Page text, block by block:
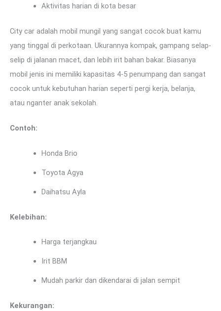
Aktivitas harian di kota besar
City car adalah mobil mungil yang sangat cocok buat kamu
yang tinggal di perkotaan. Ukurannya kompak, gampang selap-
selip di jalanan macet, dan lebih irit bahan bakar. Biasanya
mobil jenis ini memiliki kapasitas 4-5 penumpang dan sangat
cocok untuk kebutuhan harian seperti pergi kerja, belanja,
atau nganter anak sekolah.
Contoh:
Honda Brio
Toyota Agya
Daihatsu Ayla
Kelebihan:
Harga terjangkau
Irit BBM
Mudah parkir dan dikendarai di jalan sempit
Kekurangan: